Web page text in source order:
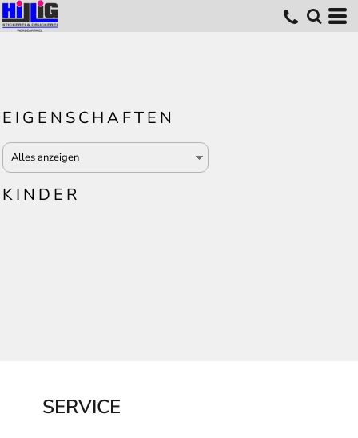
EIGENSCHAFTEN
KINDER
SERVICE